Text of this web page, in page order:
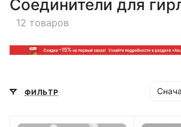
Соединители для
12 товаров
ФИЛЬТР